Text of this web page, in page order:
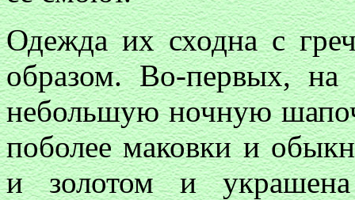
Одежда их сходна с
образом. Во-первых, на
небольшую ночную
поболее маковки и
и золотом и